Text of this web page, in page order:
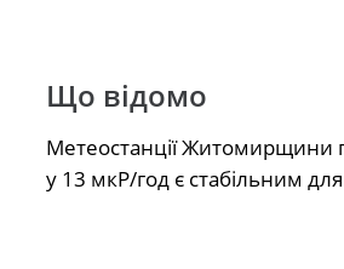
Що відомо
Метеостанції Житомирщини
у 13 мкР/год є стабільним